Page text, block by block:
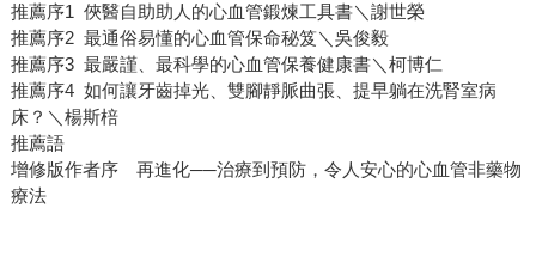
推薦序1 俠醫自助助人的心血管鍛煉工具書＼謝世榮
推薦序2 最通俗易懂的心血管保命秘笈＼吳俊毅
推薦序3 最嚴謹、最科學的心血管保養健康書＼柯博仁
推薦序4 如何讓牙齒掉光、雙腳靜脈曲張、提早躺在洗腎室病
床？＼楊斯棓
推薦語
增修版作者序 再進化──治療到預防，令人安心的心血管非藥物
療法